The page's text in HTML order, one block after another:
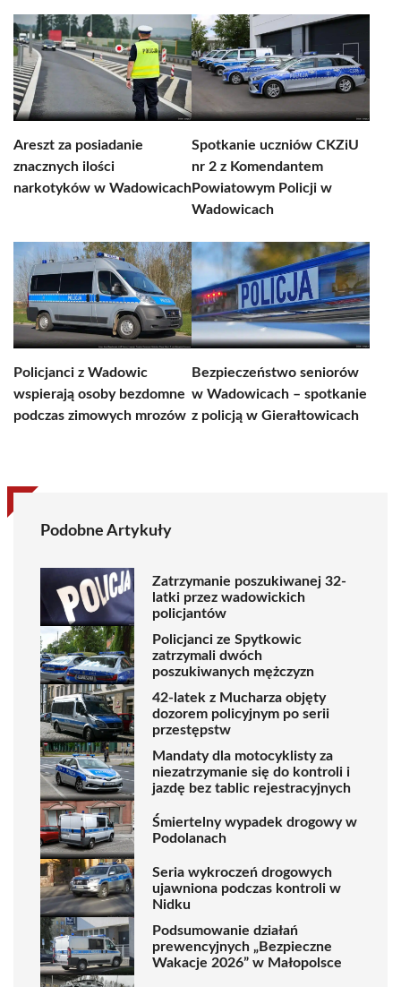
Areszt za posiadanie
znacznych ilości
narkotyków w Wadowicach
Spotkanie uczniów CKZiU
nr 2 z Komendantem
Powiatowym Policji w
Wadowicach
Policjanci z Wadowic
wspierają osoby bezdomne
podczas zimowych mrozów
Bezpieczeństwo seniorów
w Wadowicach – spotkanie
z policją w Gierałtowicach
Podobne Artykuły
Zatrzymanie poszukiwanej 32-
latki przez wadowickich
policjantów
Policjanci ze Spytkowic
zatrzymali dwóch
poszukiwanych mężczyzn
42-latek z Mucharza objęty
dozorem policyjnym po serii
przestępstw
Mandaty dla motocyklisty za
niezatrzymanie się do kontroli i
jazdę bez tablic rejestracyjnych
Śmiertelny wypadek drogowy w
Podolanach
Seria wykroczeń drogowych
ujawniona podczas kontroli w
Nidku
Podsumowanie działań
prewencyjnych „Bezpieczne
Wakacje 2026” w Małopolsce